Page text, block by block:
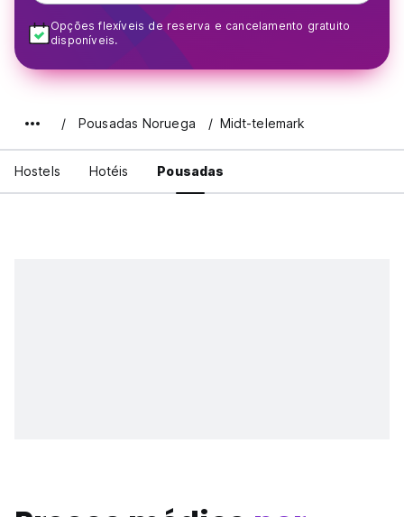
Opções flexíveis de reserva e cancelamento gratuito
disponíveis.
Pousadas Noruega Midt-telemark
Hostels Hotéis Pousadas